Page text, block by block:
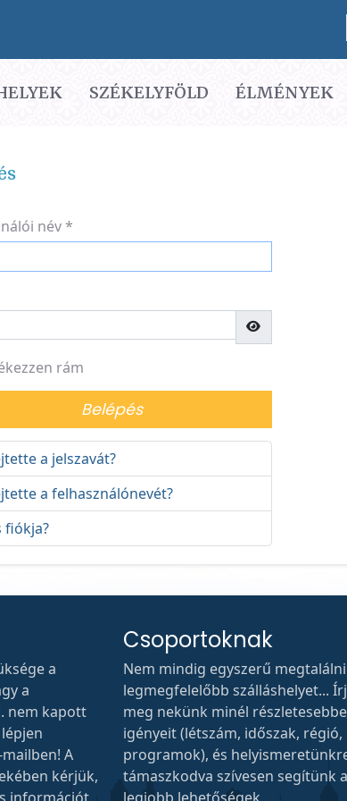
SZÉKELYFÖLD ÉLMÉNYEK
név*
Jelszó
rám
Belépés
a jelszavát?
a felhasználónevét?
fiókja?
a
a
nem kapott
A
kérjük,
Csoportoknak
Nem mindig egyszerű
legmegfelelőbb szálláshelyet...
meg nekünk minél
igényeit (létszám, időszak, régió,
programok), és
támaszkodva szívesen segítünk a